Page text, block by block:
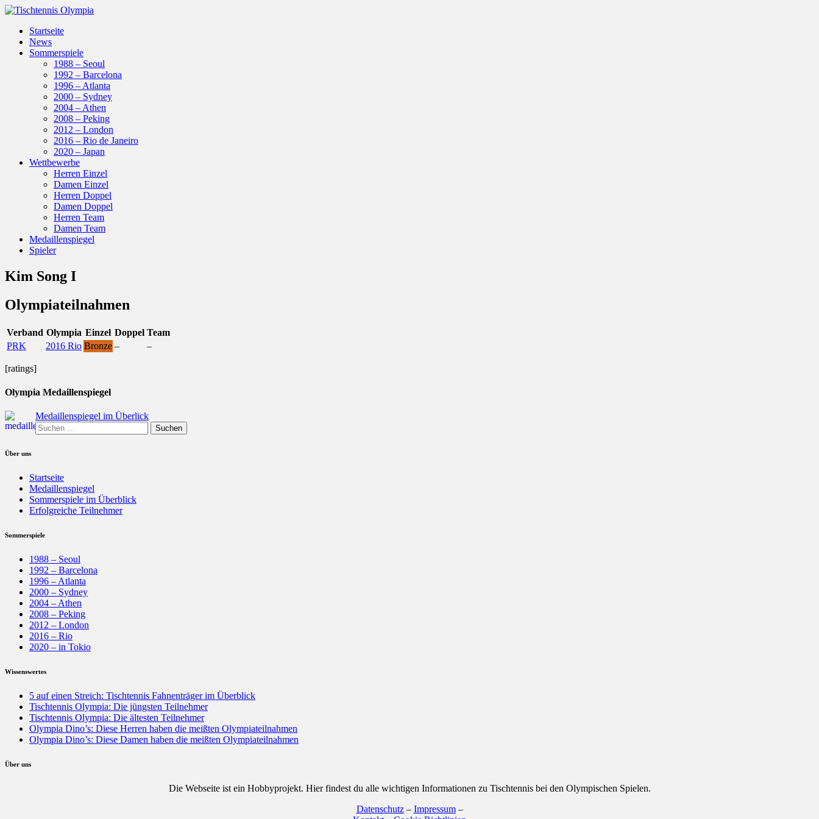
Startseite
News
Sommerspiele
1988 – Seoul
1992 – Barcelona
1996 – Atlanta
2000 – Sydney
2004 – Athen
2008 – Peking
2012 – London
2016 – Rio de Janeiro
2020 – Japan
Wettbewerbe
Herren Einzel
Damen Einzel
Herren Doppel
Damen Doppel
Herren Team
Damen Team
Medaillenspiegel
Spieler
Kim Song I
Olympiateilnahmen
Verband Olympia Einzel Doppel Team
PRK
2016 Rio Bronze – –
[ratings]
Olympia Medaillenspiegel
Medaillenspiegel im Überlick
Suchen
nach:
Über uns
Startseite
Medaillenspiegel
Sommerspiele im Überblick
Erfolgreiche Teilnehmer
Sommerspiele
1988 – Seoul
1992 – Barcelona
1996 – Atlanta
2000 – Sydney
2004 – Athen
2008 – Peking
2012 – London
2016 – Rio
2020 – in Tokio
Wissenswertes
5 auf einen Streich: Tischtennis Fahnenträger im Überblick
Tischtennis Olympia: Die jüngsten Teilnehmer
Tischtennis Olympia: Die ältesten Teilnehmer
Olympia Dino’s: Diese Herren haben die meißten Olympiateilnahmen
Olympia Dino’s: Diese Damen haben die meißten Olympiateilnahmen
Über uns
Die Webseite ist ein Hobbyprojekt. Hier findest du alle wichtigen Informationen zu Tischtennis bei den Olympischen Spielen.
Datenschutz– Impressum–